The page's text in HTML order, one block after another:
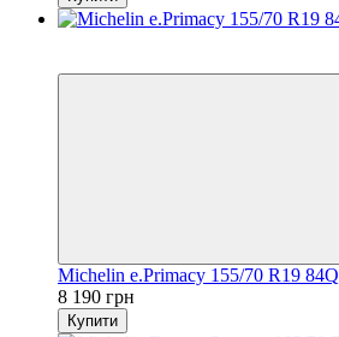
Michelin e.Primacy 155/70 R19 84Q
8 190 грн
Купити